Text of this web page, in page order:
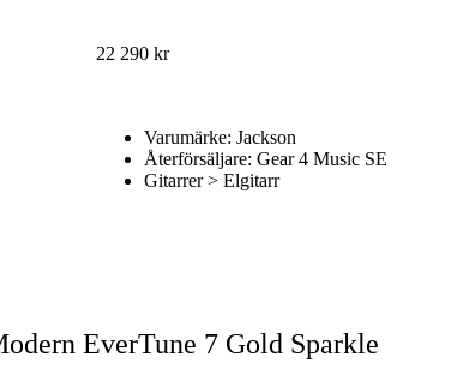
22 290 kr
Varumärke: Jackson
Återförsäljare: Gear 4 Music SE
Gitarrer > Elgitarr
EverTune 7 Gold Sparkle